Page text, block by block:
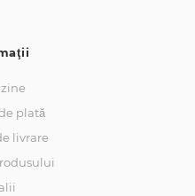
plată
livrare